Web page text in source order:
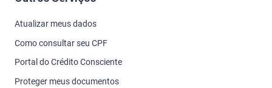
Atualizar meus dados
Como consultar seu CPF
Portal do Crédito Consciente
Proteger meus documentos